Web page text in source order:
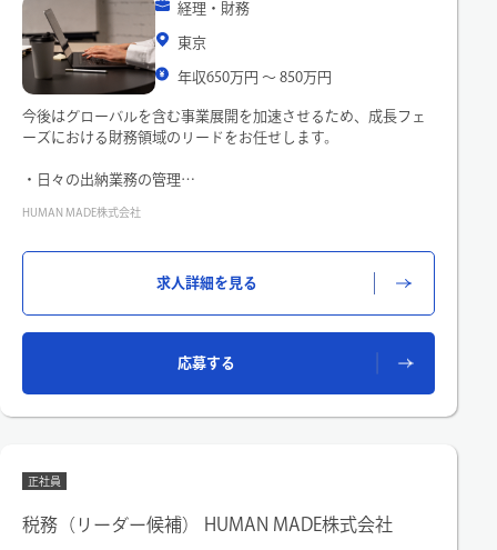
経理・財務
東京
年収650万円 〜 850万円
今後はグローバルを含む事業展開を加速させるため、成長フェ
ーズにおける財務領域のリードをお任せします。
・日々の出納業務の管理
・資金調達、資金管理、投資計画の策定・実行
・監査法人、税理士との連携
だき、リーダーと共に推進いただきます。
HUMAN MADE株式会社
求人詳細を見る
応募する
正社員
税務（リーダー候補） HUMAN MADE株式会社